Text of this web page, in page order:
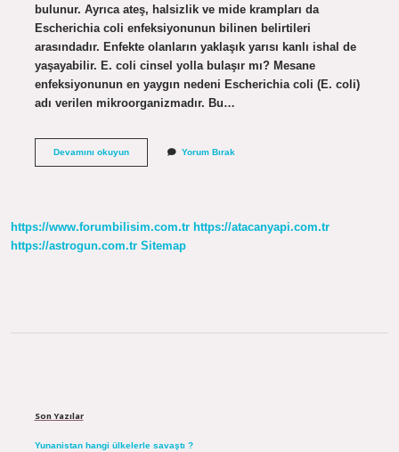
bulunur. Ayrıca ateş, halsizlik ve mide krampları da
Escherichia coli enfeksiyonunun bilinen belirtileri
arasındadır. Enfekte olanların yaklaşık yarısı kanlı ishal de
yaşayabilir. E. coli cinsel yolla bulaşır mı? Mesane
enfeksiyonunun en yaygın nedeni Escherichia coli (E. coli)
adı verilen mikroorganizmadır. Bu…
Devamını okuyunE
Yorum Bırak
https://www.forumbilisim.com.tr https://atacanyapi.com.tr
https://astrogun.com.tr Sitemap
Son Yazılar
Yunanistan hangi ülkelerle savaştı ?